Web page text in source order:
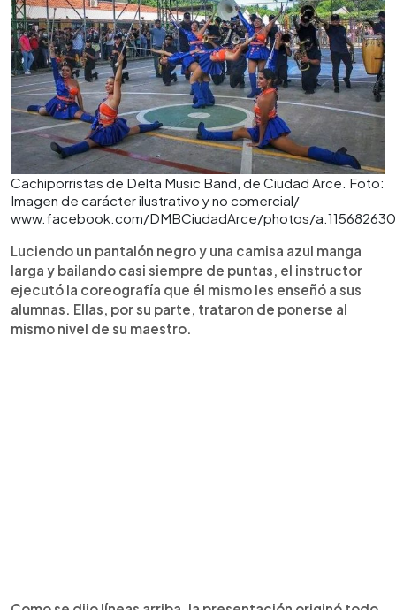
Cachiporristas de Delta Music Band, de Ciudad Arce. Foto:
Imagen de carácter ilustrativo y no comercial/
www.facebook.com/DMBCiudadArce/photos/
Luciendo un pantalón negro y una camisa azul manga
larga y bailando casi siempre de puntas, el instructor
ejecutó la coreografía que él mismo les enseñó a sus
alumnas. Ellas, por su parte, trataron de ponerse al
mismo nivel de su maestro.